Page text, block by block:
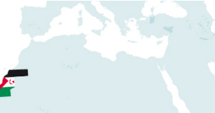
Pasar
al
contenido